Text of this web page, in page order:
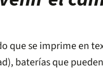
que se imprime en
baterías que